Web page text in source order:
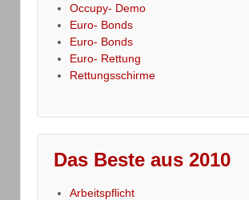
Occupy- Demo
Euro- Bonds
Euro- Bonds
Euro- Rettung
Rettungsschirme
Das Beste aus 2010
Arbeitspflicht